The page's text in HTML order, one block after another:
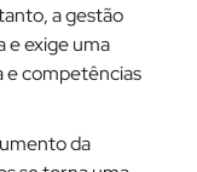
a gestão
e exige uma
competências
da